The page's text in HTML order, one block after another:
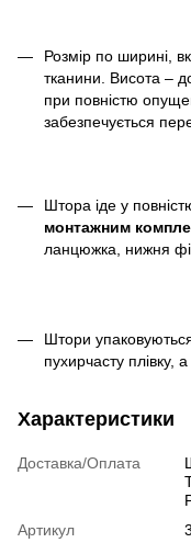
Розмір по ширині,
тканини. Висота –
при повністю
забезпечується
Штора іде у
монтажним
ланцюжка, нижня
Штори
пухирчасту плівку,
Характеристики
Доставка/Оплата
Артикул